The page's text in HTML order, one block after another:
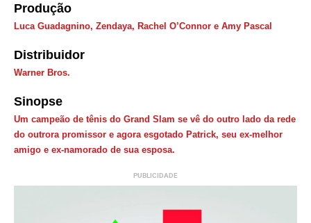
Produção
Luca Guadagnino, Zendaya, Rachel O’Connor e Amy Pascal
Distribuidor
Warner Bros.
Sinopse
Um campeão de tênis do Grand Slam se vê do outro lado da rede
do outrora promissor e agora esgotado Patrick, seu ex-melhor
amigo e ex-namorado de sua esposa.
PUBLICIDADE